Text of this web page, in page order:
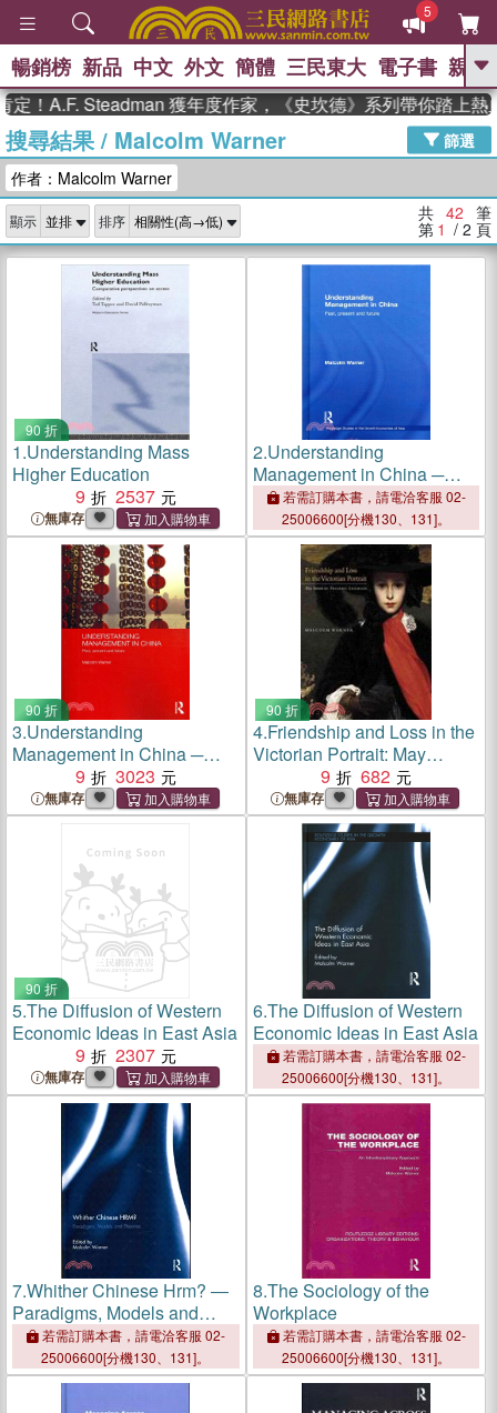
5
GO
熱搜： 東野圭吾 高希均教授回憶錄
、 The Odyssey 、 父親節 、 花開錦
李登輝時代 、 數學女孩：黎曼猜想
、
如果歷史是一
群喵 、 臺灣漫遊錄
暢銷榜 新品 中文 外文 簡體 三民東大 電子書 親子
Steadman 獲年度作家，《史坎德》系列帶你踏上熱血奇幻
搜尋結果/ Malcolm Warner
篩選
作者：Malcolm Warner
顯示 排序 共 42 筆
第 1 / 2 頁
90 折
1.Understanding Mass
Higher Education
9
2537
無庫存
2.Understanding
Management in China ─
Past, Present and Future
若需訂購本書，請電洽客服 02-
25006600[分機130、131]。
90 折
3.Understanding
Management in China ─
Past, Present and Future
9 3023
無庫存
90 折
4.Friendship and Loss in the
Victorian Portrait: May
Sartoris by Frederic Leighton
9 682
無庫存
90 折
5.The Diffusion of Western
Economic Ideas in East Asia
9
2307
無庫存
6.The Diffusion of Western
Economic Ideas in East Asia
若需訂購本書，請電洽客服 02-
25006600[分機130、131]。
7.Whither Chinese Hrm? ―
Paradigms, Models and
Theories
若需訂購本書，請電洽客服 02-
25006600[分機130、131]。
8.The Sociology of the
Workplace
若需訂購本書，請電洽客服 02-
25006600[分機130、131]。